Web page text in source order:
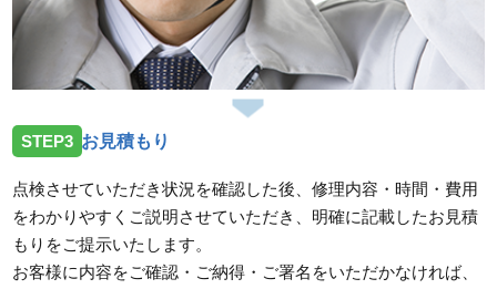
STEP3 お見積もり
点検させていただき状況を確認した後、修理内容・時間・費用
をわかりやすくご説明させていただき、明確に記載したお見積
もりをご提示いたします。
お客様に内容をご確認・ご納得・ご署名をいただかなければ、